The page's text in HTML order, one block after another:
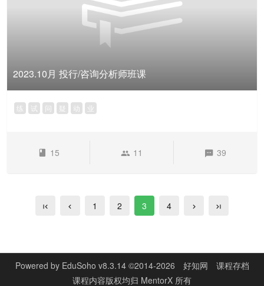
2023.10月 投行/咨询分析师班课
练 试 问 疑 动 业
15 11 39
1 2 3 4
Powered by EduSoho v8.3.14©2014-2026 好知网
课程存档
课程内容版权均归 MentorX 所有